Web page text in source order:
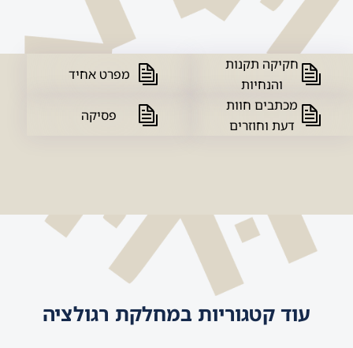
חקיקה תקנות
והנחיות
מפרט אחיד
מכתבים חוות
דעת וחוזרים
פסיקה
עוד קטגוריות במחלקת רגולציה